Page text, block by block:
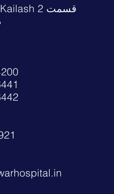
M 139 Greater Kailash قسمت 2